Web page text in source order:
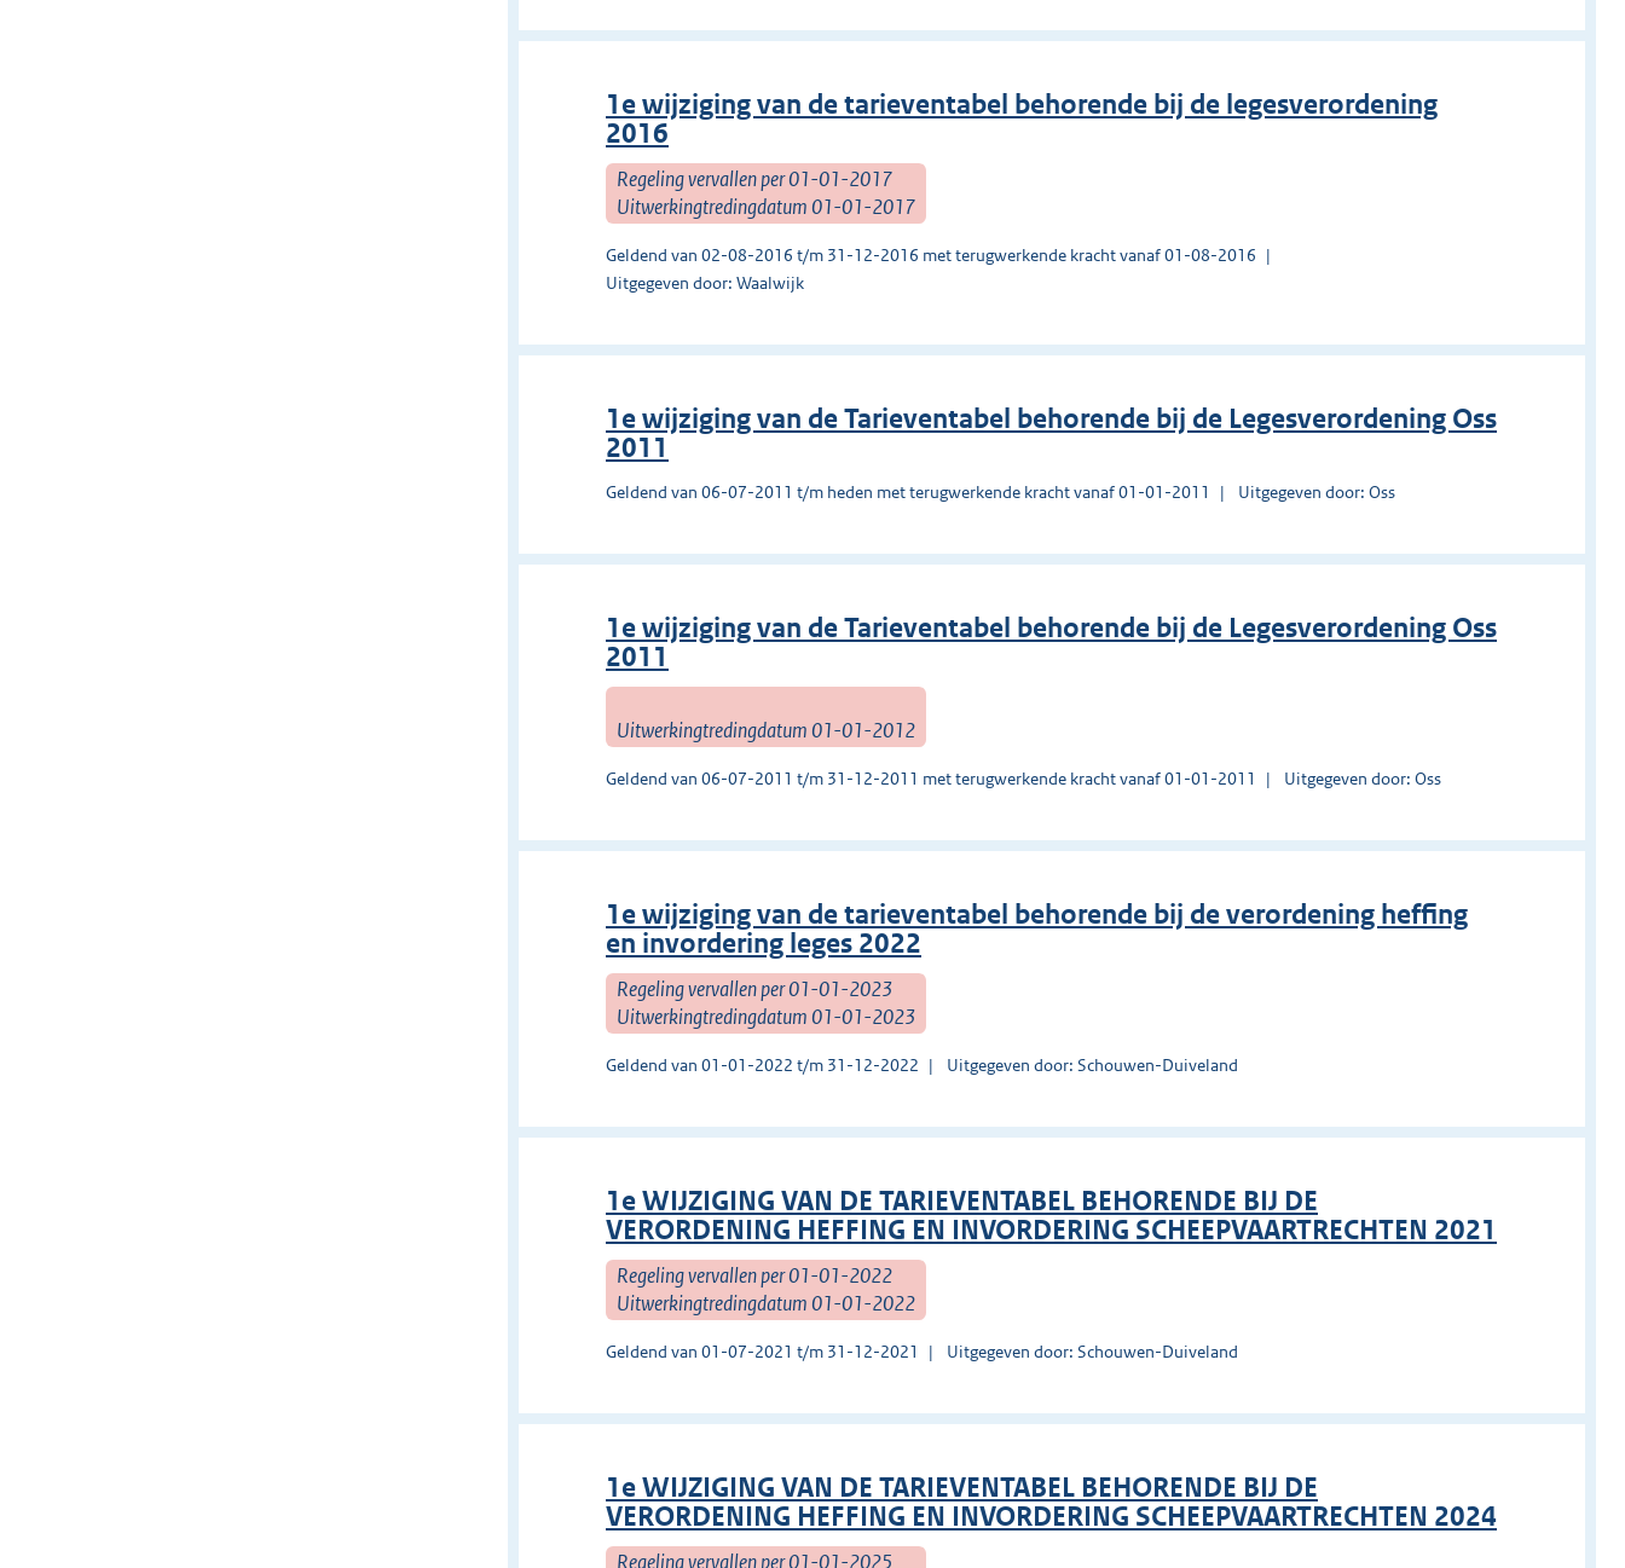
1e wijziging van de tarieventabel behorende bij de legesverordening
2016
Regeling vervallen per 01-01-2017
Uitwerkingtredingdatum 01-01-2017
Geldend van 02-08-2016 t/m 31-12-2016 met terugwerkende kracht vanaf 01-08-2016
Uitgegeven door: Waalwijk
1e wijziging van de Tarieventabel behorende bij de Legesverordening Oss
2011
Geldend van 06-07-2011 t/m heden met terugwerkende kracht vanaf 01-01-2011 Uitgegeven door: Oss
1e wijziging van de Tarieventabel behorende bij de Legesverordening Oss
2011
Uitwerkingtredingdatum 01-01-2012
Geldend van 06-07-2011 t/m 31-12-2011 met terugwerkende kracht vanaf 01-01-2011 Uitgegeven door: Oss
1e wijziging van de tarieventabel behorende bij de verordening heffing
en invordering leges 2022
Regeling vervallen per 01-01-2023
Uitwerkingtredingdatum 01-01-2023
Geldend van 01-01-2022 t/m 31-12-2022 Uitgegeven door: Schouwen-Duiveland
1e WIJZIGING VAN DE TARIEVENTABEL BEHORENDE BIJ DE
VERORDENING HEFFING EN INVORDERING SCHEEPVAARTRECHTEN 2021
Regeling vervallen per 01-01-2022
Uitwerkingtredingdatum 01-01-2022
Geldend van 01-07-2021 t/m 31-12-2021 Uitgegeven door: Schouwen-Duiveland
1e WIJZIGING VAN DE TARIEVENTABEL BEHORENDE BIJ DE
VERORDENING HEFFING EN INVORDERING SCHEEPVAARTRECHTEN 2024
Regeling vervallen per 01-01-2025